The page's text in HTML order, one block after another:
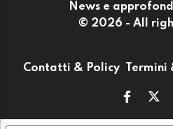
News e
© 2026 - All
Contatti & Policy